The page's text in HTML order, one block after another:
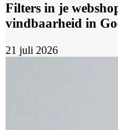
Filters in je
vindbaarheid in
21 juli 2026